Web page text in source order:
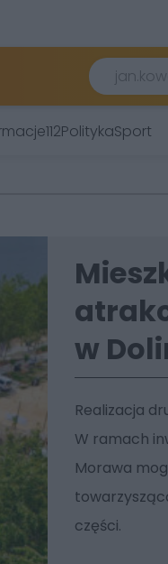
112PolitykaSport
w
Realizacja
W ramach
Morawa
części.